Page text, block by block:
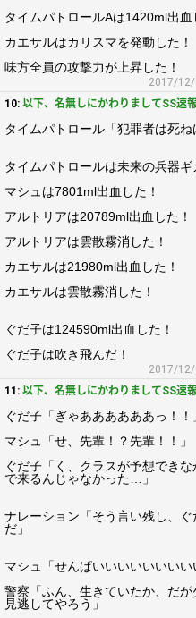
タイムパトロールAは1420ml出血
カエサルはカリスマを発動した！
味方全員の攻撃力が上昇した！
2017/12/
10: 以下、名無しにかわりましてSS速
タイムパトロール「犯罪者は死ね
タイムパトロールは未来の兵器
マシュは7801ml出血した！
アルトリアは20789ml出血した！
アルトリアは雲散霧消した！
カエサルは21980ml出血した！
カエサルは雲散霧消した！
ぐだ子は124590ml出血した！
ぐだ子は吹き飛んだ！
2017/12/
11: 以下、名無しにかわりましてSS速
ぐだ子「ぎゃああああああっ！！
マシュ「せ、先輩！？先輩！！」
ぐだ子「く、クラスが予想でき
で来るんじゃなかった…」
ナレーション「そう言い残し、
だ」
マシュ「せんぱいいいいいいいい
警察「ふん、生きていたか、だ
見逃してやろう」